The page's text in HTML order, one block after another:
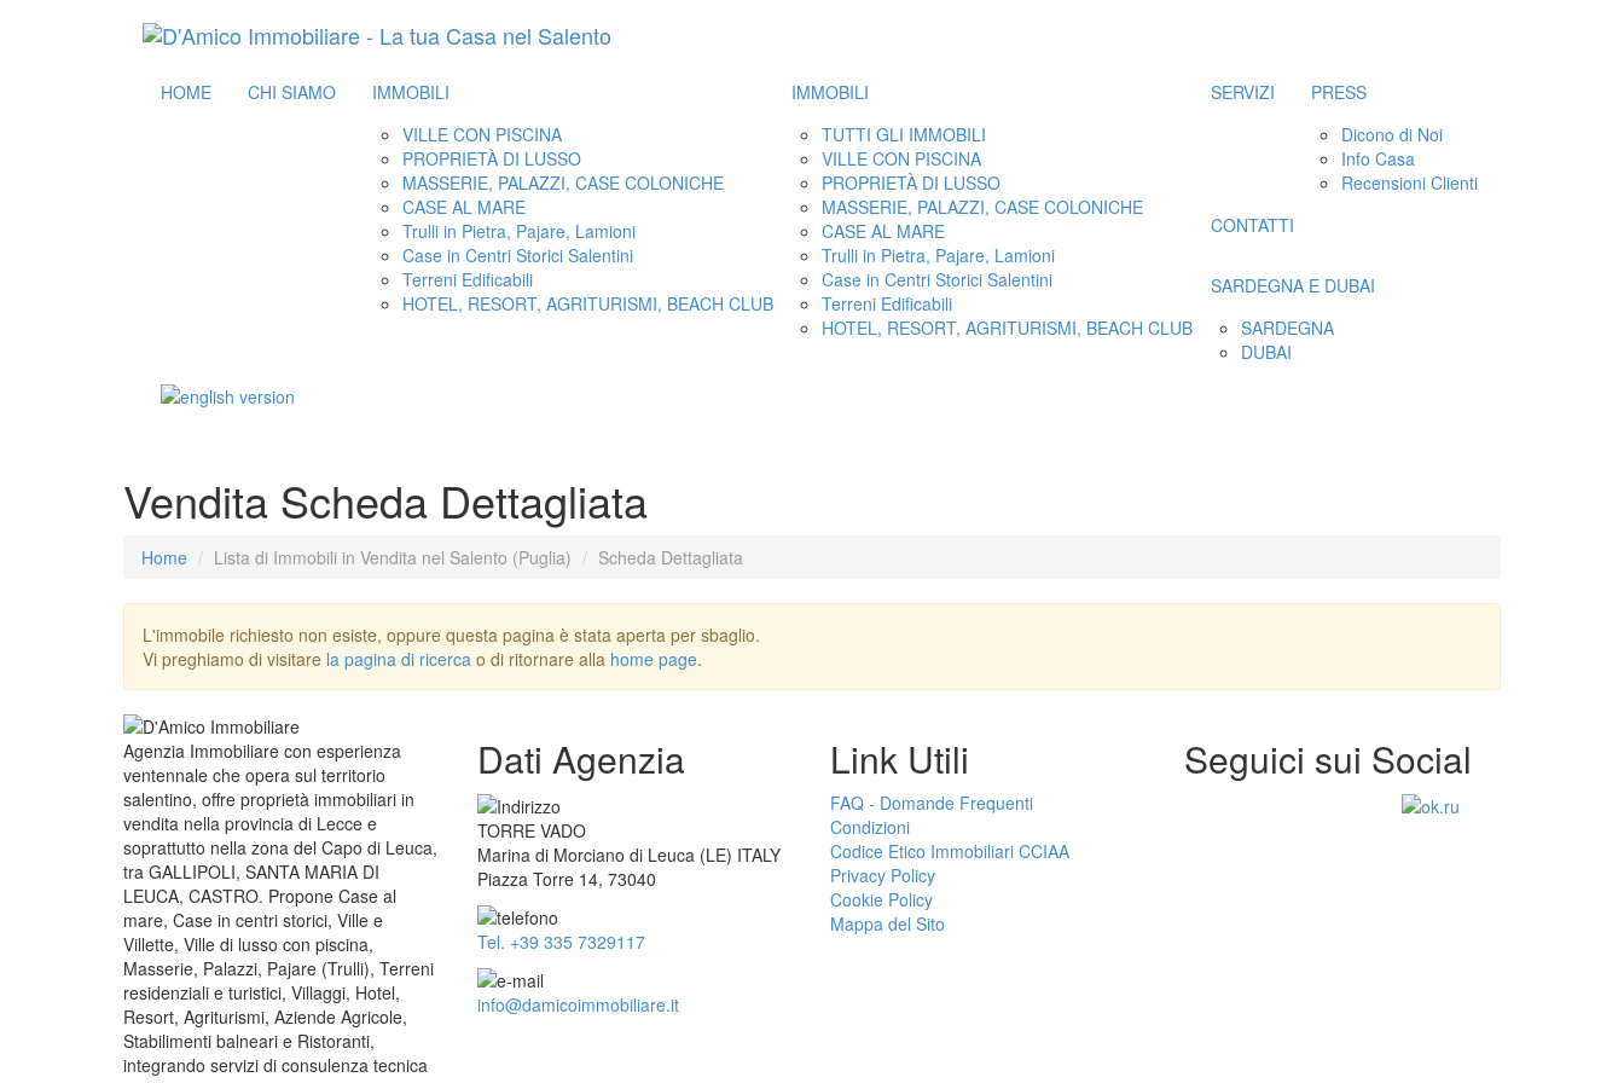
HOME CHI SIAMO
IMMOBILI
VILLE CON PISCINA
PROPRIETÀ DI LUSSO
MASSERIE, PALAZZI, CASE COLONICHE
CASE AL MARE
Trulli in Pietra, Pajare, Lamioni
Case in Centri Storici Salentini
Terreni Edificabili
HOTEL, RESORT, AGRITURISMI, BEACH CLUB
IMMOBILI
TUTTI GLI IMMOBILI
VILLE CON PISCINA
PROPRIETÀ DI LUSSO
MASSERIE, PALAZZI, CASE COLONICHE
CASE AL MARE
Trulli in Pietra, Pajare, Lamioni
Case in Centri Storici Salentini
Terreni Edificabili
HOTEL, RESORT, AGRITURISMI, BEACH CLUB
SERVIZI
PRESS
Dicono di Noi
Info Casa
Recensioni Clienti
CONTATTI
SARDEGNA E DUBAI
SARDEGNA
DUBAI
Vendita Scheda Dettagliata
Home Lista di Immobili in Vendita nel Salento (Puglia) Scheda Dettagliata
L'immobile richiesto non esiste, oppure questa pagina è stata aperta per sbaglio.
Vi preghiamo di visitare la pagina di ricerca o di ritornare alla home page.
Agenzia Immobiliare con esperienza
ventennale che opera sul territorio
salentino, offre proprietà immobiliari in
vendita nella provincia di Lecce e
soprattutto nella zona del Capo di Leuca,
tra GALLIPOLI, SANTA MARIA DI
LEUCA, CASTRO. Propone Case al
mare, Case in centri storici, Ville e
Villette, Ville di lusso con piscina,
Masserie, Palazzi, Pajare (Trulli), Terreni
residenziali e turistici, Villaggi, Hotel,
Resort, Agriturismi, Aziende Agricole,
Stabilimenti balneari e Ristoranti,
integrando servizi di consulenza tecnica
Dati Agenzia
TORRE VADO
Marina di Morciano di Leuca (LE) ITALY
Piazza Torre 14, 73040
Tel. +39 335 7329117
info@damicoimmobiliare.it
Link Utili
FAQ - Domande Frequenti
Condizioni
Codice Etico Immobiliari CCIAA
Privacy Policy
Cookie Policy
Mappa del Sito
Seguici sui Social